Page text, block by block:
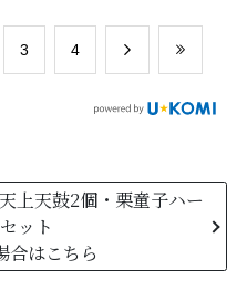
​3 ​4
上天鼓2個・栗童子ハー
ット
合はこちら